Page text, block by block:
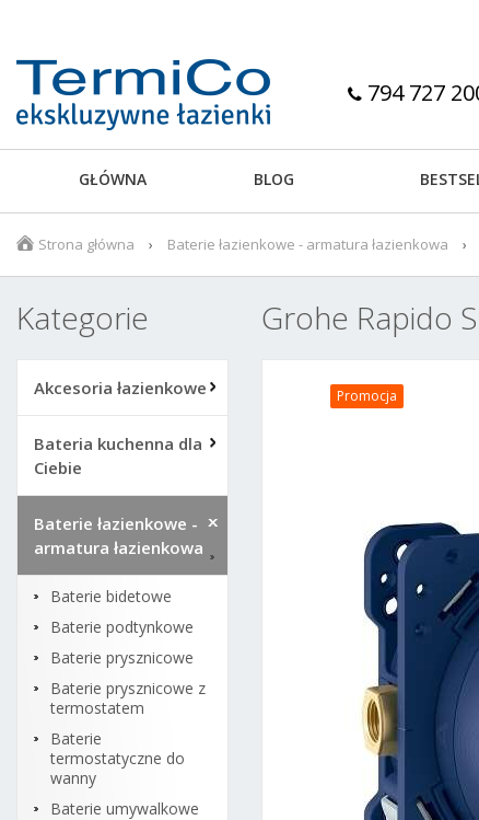
794 727
GŁÓWNA BLOG
Strona główna Baterie łazienkowe - armatura łazienkowa
Kategorie
Akcesoria łazienkowe
Bateria kuchenna dla
Ciebie
Baterie łazienkowe -
armatura łazienkowa
Baterie bidetowe
Baterie podtynkowe
Baterie prysznicowe
Baterie prysznicowe z
termostatem
Baterie
termostatyczne do
wanny
Baterie umywalkowe
Grohe Rapido
Promocja